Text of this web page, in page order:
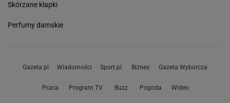
Skórzane klapki
Perfumy damskie
Gazeta.pl Wiadomości Sport.pl Biznes Gazeta Wyborcza
Praca Program TV Buzz Pogoda Wideo